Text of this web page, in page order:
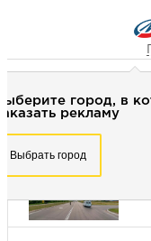
город, в
рекламу
Выбрать город
Город не выбран
Рекламное
Наружная реклама
Билборд 3х6 (сторона